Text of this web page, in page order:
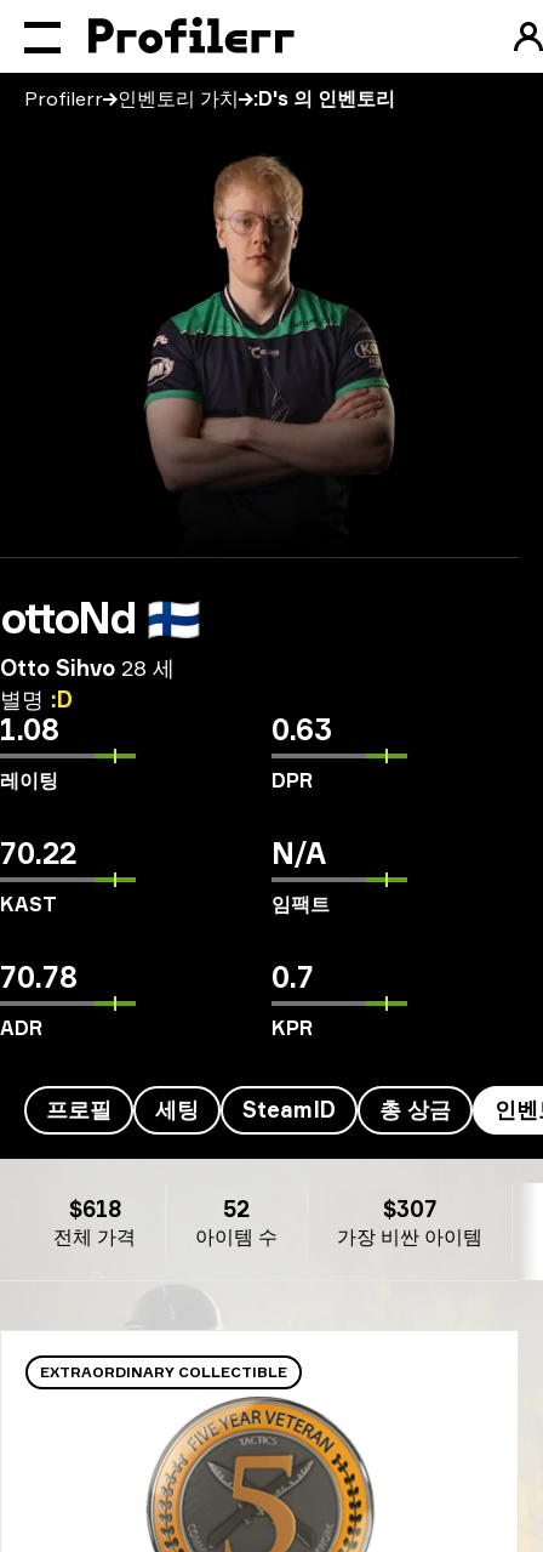
Profilerr 인벤토리 가치 :D's 의 인벤토리
ottoNd 🇫🇮
Otto Sihvo 28 세
별명 :D
1.08
레이팅
0.63
DPR
70.22
KAST
N/A
임팩트
70.78
ADR
0.7
KPR
프로필 세팅 SteamID 총 상금 인
전체 가격
$618
아이템 수
52
가장 비싼 아이템
$307
EXTRAORDINARY COLLECTIBLE